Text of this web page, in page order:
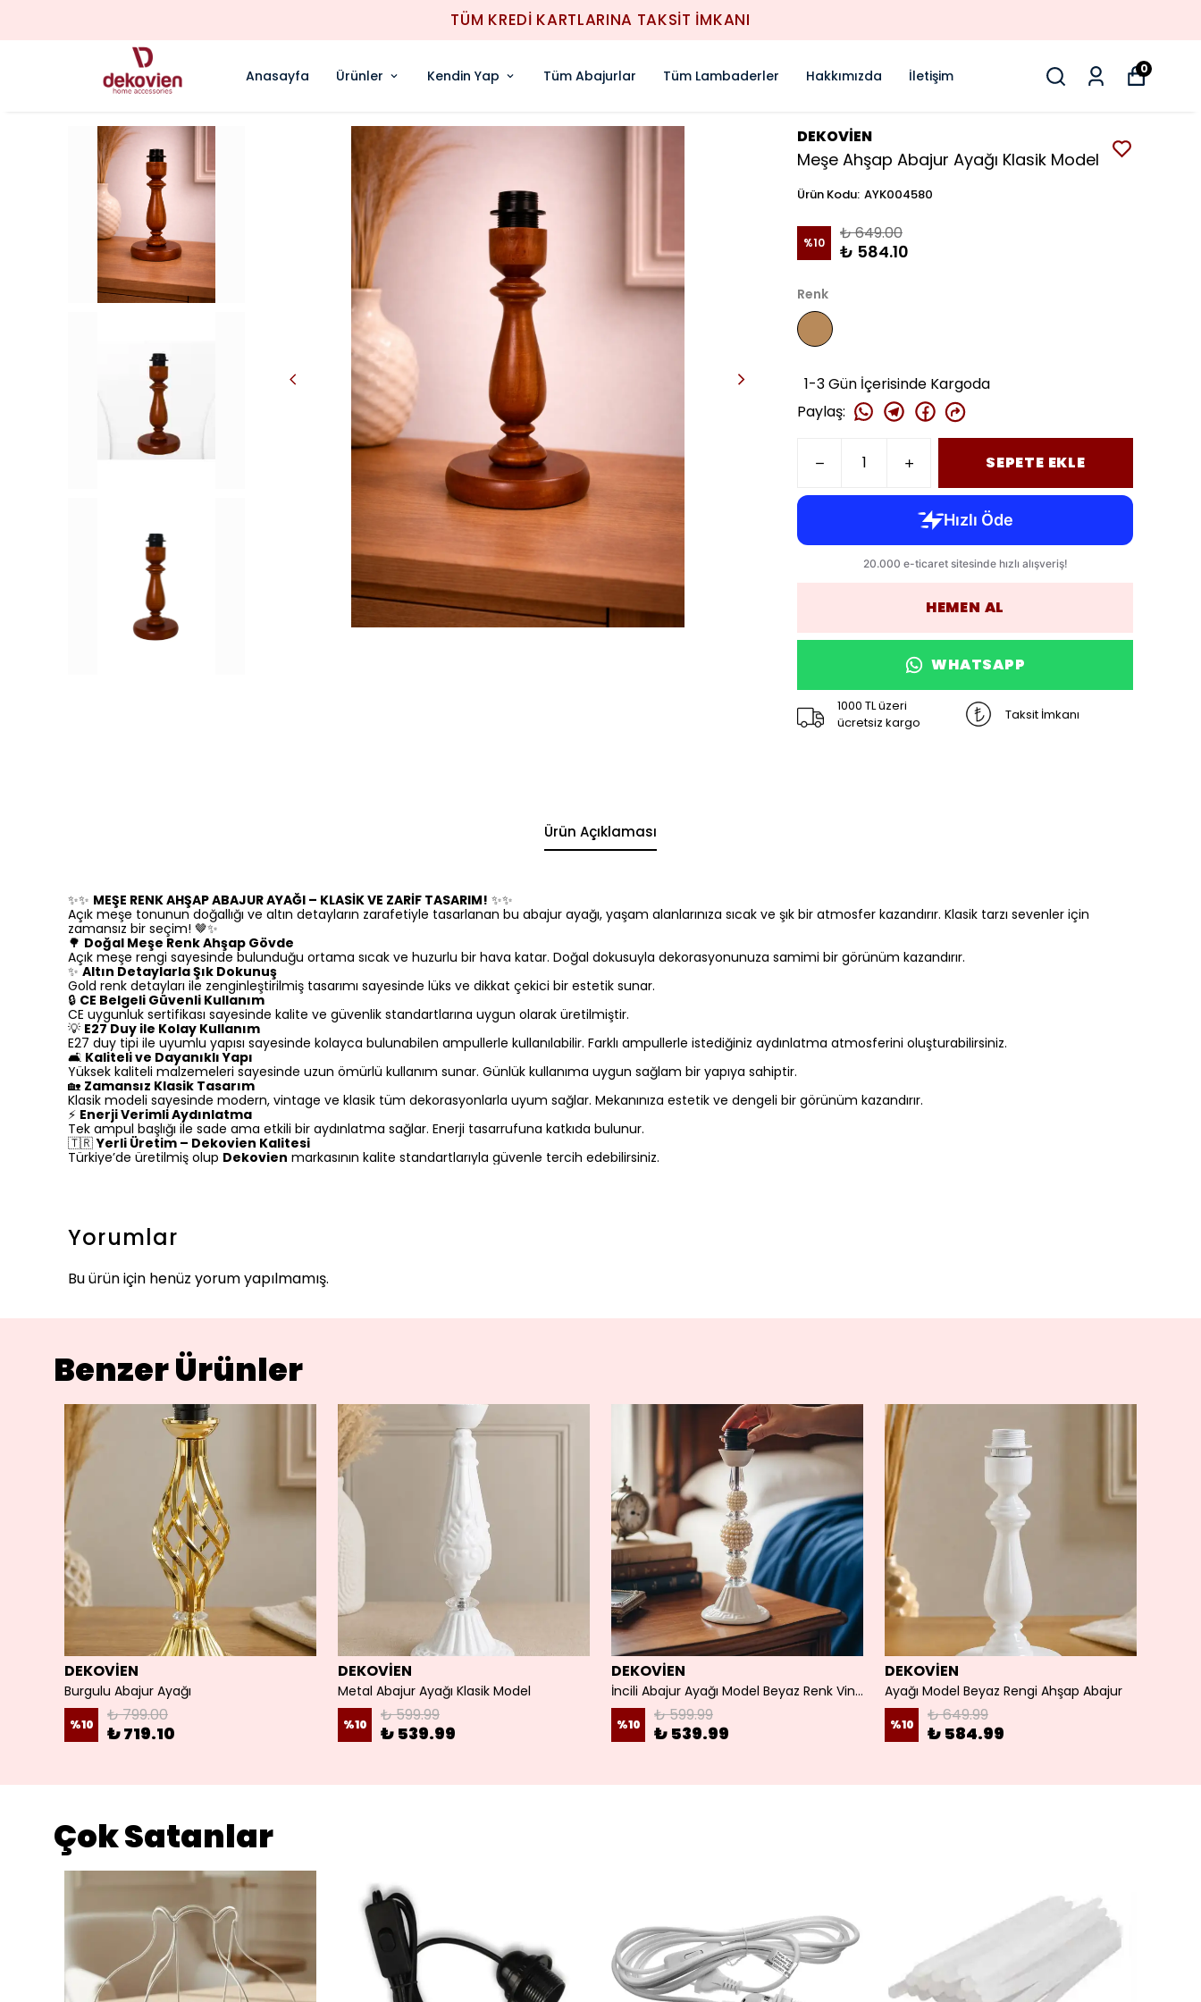
1000TL ÜZERİ ÜCRETSİZ KARGO
Anasayfa Ürünler Kendin Yap Tüm Abajurlar Tüm Lambaderler Hakkımızda İletişim 0
DEKOVİEN
Meşe Ahşap Abajur Ayağı Klasik Model
Ürün Kodu: AYK004580
%10 ₺ 649.00
₺ 584.10
Renk
1-3 Gün İçerisinde Kargoda
Paylaş:
SEPETE EKLE
HEMEN AL
WHATSAPP
1000 TL üzeri
ücretsiz kargo
Taksit İmkanı
Ürün Açıklaması
✨✨ MEŞE RENK AHŞAP ABAJUR AYAĞI – KLASİK VE ZARİF TASARIM! ✨✨
Açık meşe tonunun doğallığı ve altın detayların zarafetiyle tasarlanan bu abajur ayağı, yaşam alanlarınıza sıcak ve şık bir atmosfer kazandırır. Klasik tarzı sevenler için
zamansız bir seçim! 🤎✨
🌳 Doğal Meşe Renk Ahşap Gövde
Açık meşe rengi sayesinde bulunduğu ortama sıcak ve huzurlu bir hava katar. Doğal dokusuyla dekorasyonunuza samimi bir görünüm kazandırır.
✨ Altın Detaylarla Şık Dokunuş
Gold renk detayları ile zenginleştirilmiş tasarımı sayesinde lüks ve dikkat çekici bir estetik sunar.
🔒 CE Belgeli Güvenli Kullanım
CE uygunluk sertifikası sayesinde kalite ve güvenlik standartlarına uygun olarak üretilmiştir.
💡 E27 Duy ile Kolay Kullanım
E27 duy tipi ile uyumlu yapısı sayesinde kolayca bulunabilen ampullerle kullanılabilir. Farklı ampullerle istediğiniz aydınlatma atmosferini oluşturabilirsiniz.
🛋️ Kaliteli ve Dayanıklı Yapı
Yüksek kaliteli malzemeleri sayesinde uzun ömürlü kullanım sunar. Günlük kullanıma uygun sağlam bir yapıya sahiptir.
🏡 Zamansız Klasik Tasarım
Klasik modeli sayesinde modern, vintage ve klasik tüm dekorasyonlarla uyum sağlar. Mekanınıza estetik ve dengeli bir görünüm kazandırır.
⚡ Enerji Verimli Aydınlatma
Tek ampul başlığı ile sade ama etkili bir aydınlatma sağlar. Enerji tasarrufuna katkıda bulunur.
🇹🇷Yerli Üretim – Dekovien Kalitesi
Türkiye’de üretilmiş olup Dekovien markasının kalite standartlarıyla güvenle tercih edebilirsiniz.
Yorumlar
Bu ürün için henüz yorum yapılmamış.
Benzer Ürünler
DEKOVİEN
Burgulu Abajur Ayağı
%10 ₺ 799.00
₺ 719.10
DEKOVİEN
Metal Abajur Ayağı Klasik Model
%10 ₺ 599.99
₺ 539.99
DEKOVİEN
İncili Abajur Ayağı Model Beyaz Renk Vintage Model
%10 ₺ 599.99
₺ 539.99
DEKOVİEN
Ayağı Model Beyaz Rengi Ahşap Abajur
%10 ₺ 649.99
₺ 584.99
Çok Satanlar